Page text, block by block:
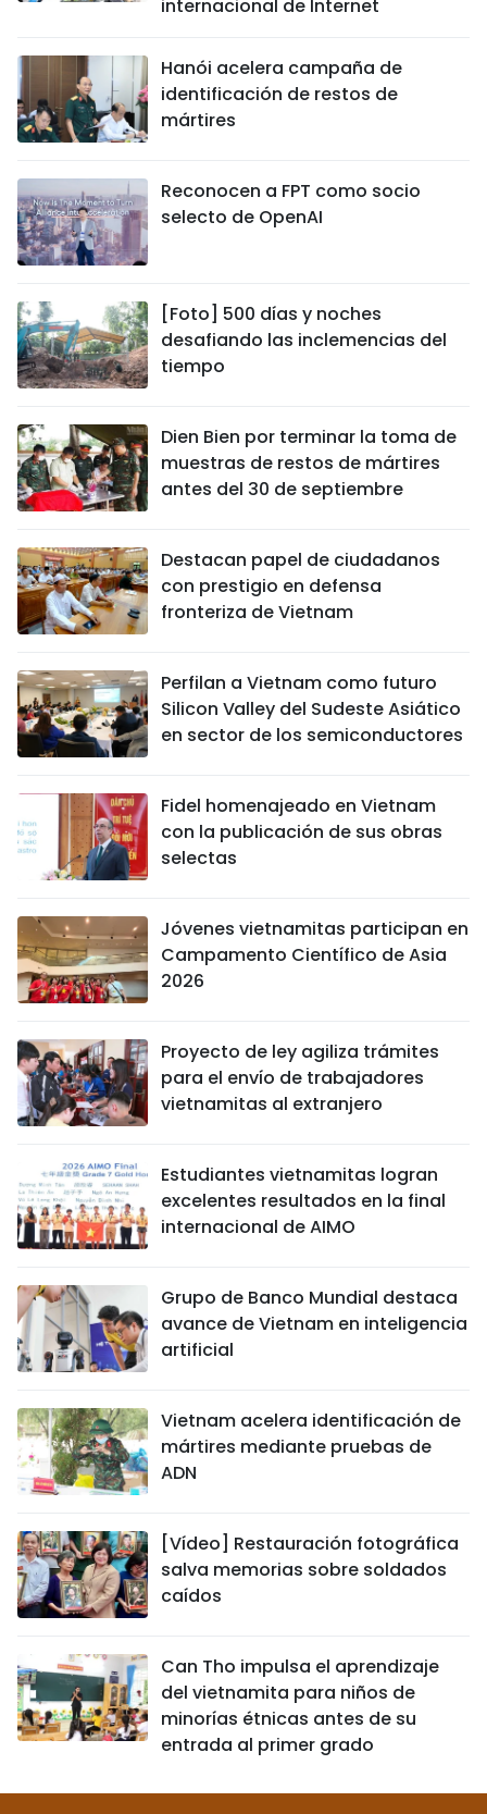
internacional de Internet
Hanói acelera campaña de
identificación de restos de
mártires
Reconocen a FPT como socio
selecto de OpenAI
[Foto] 500 días y noches
desafiando las inclemencias del
tiempo
Dien Bien por terminar la toma de
muestras de restos de mártires
antes del 30 de septiembre
Destacan papel de ciudadanos
con prestigio en defensa
fronteriza de Vietnam
Perfilan a Vietnam como futuro
Silicon Valley del Sudeste Asiático
en sector de los semiconductores
Fidel homenajeado en Vietnam
con la publicación de sus obras
selectas
Jóvenes vietnamitas participan en
Campamento Científico de Asia
2026
Proyecto de ley agiliza trámites
para el envío de trabajadores
vietnamitas al extranjero
Estudiantes vietnamitas logran
excelentes resultados en la final
internacional de AIMO
Grupo de Banco Mundial destaca
avance de Vietnam en inteligencia
artificial
Vietnam acelera identificación de
mártires mediante pruebas de
ADN
[Vídeo] Restauración fotográfica
salva memorias sobre soldados
caídos
Can Tho impulsa el aprendizaje
del vietnamita para niños de
minorías étnicas antes de su
entrada al primer grado